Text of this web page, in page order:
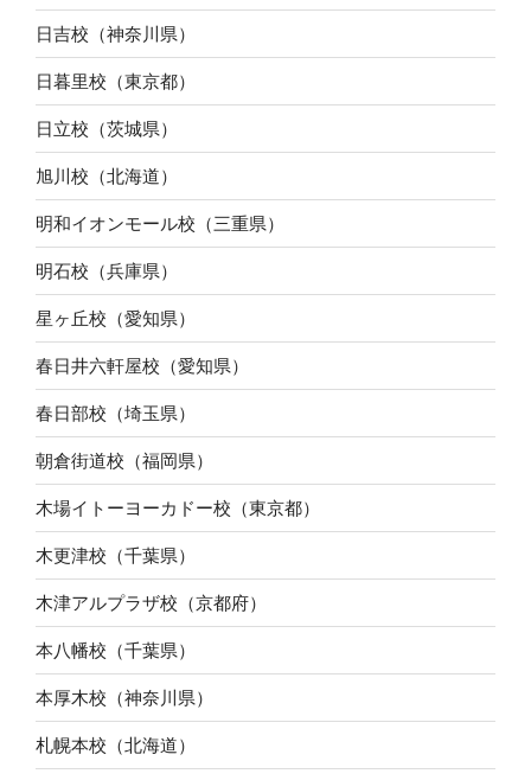
日吉校（神奈川県）
日暮里校（東京都）
日立校（茨城県）
旭川校（北海道）
明和イオンモール校（三重県）
明石校（兵庫県）
星ヶ丘校（愛知県）
春日井六軒屋校（愛知県）
春日部校（埼玉県）
朝倉街道校（福岡県）
木場イトーヨーカドー校（東京都）
木更津校（千葉県）
木津アルプラザ校（京都府）
本八幡校（千葉県）
本厚木校（神奈川県）
札幌本校（北海道）